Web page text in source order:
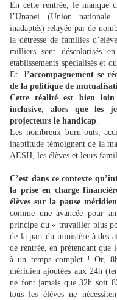
En cette rentrée, le manque
l’Unapei (Union nationale
inadaptés) relayée par de
la détresse de familles
milliers sont déscolarisés
établissements spécialisés et
Et l’accompagnement se
de la politique de
Cette réalité est bien loin
inclusive, alors que les
projecteurs le handicap.
Les nombreux burn-outs,
inaptitude témoignent de la
AESH, les élèves et leurs
C’est dans ce contexte
la prise en charge
élèves sur la pause
comme une avancée pour
principe du « travailler plus
de la part du ministère à des
de rentrée, en prétendant que
à un temps complet ! Or, 8h
méridien ajoutées aux 24h
ne font jamais que 32h soit
tous les élèves ne